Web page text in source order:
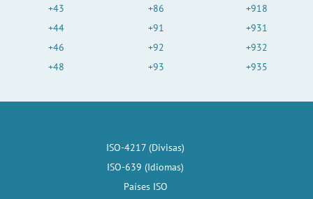
+43
+44
+46
+48
+86
+91
+92
+93
+918
+931
+932
+935
ISO-4217 (Divisas)
ISO-639 (Idiomas)
Países ISO